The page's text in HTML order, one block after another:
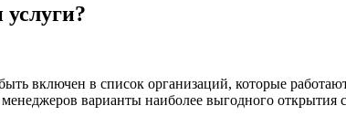
включен в список организаций, которые
варианты наиболее выгодного открытия